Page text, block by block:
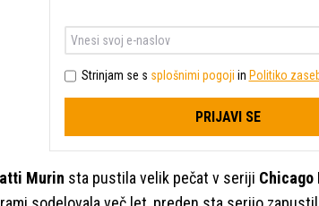
Strinjam se s splošnimi pogoji in Politiko
PRIJAVI SE
Murin sta pustila velik pečat v seriji Chicago